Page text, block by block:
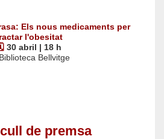
Els nous medicaments per
l'obesitat
30 abril | 18 h
Bellvitge
de premsa